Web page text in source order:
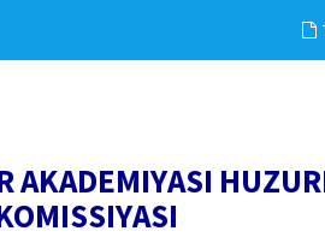
AKADEMIYASI